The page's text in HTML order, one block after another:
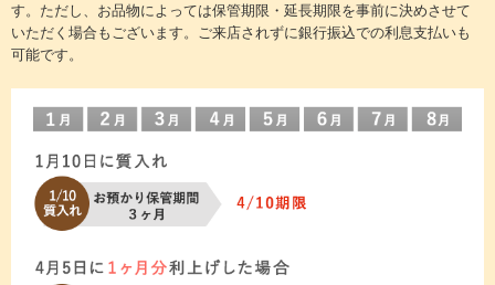
す。ただし、お品物によっては保管期限・延長期限を事前に決めさせて
いただく場合もございます。ご来店されずに銀行振込での利息支払いも
可能です。